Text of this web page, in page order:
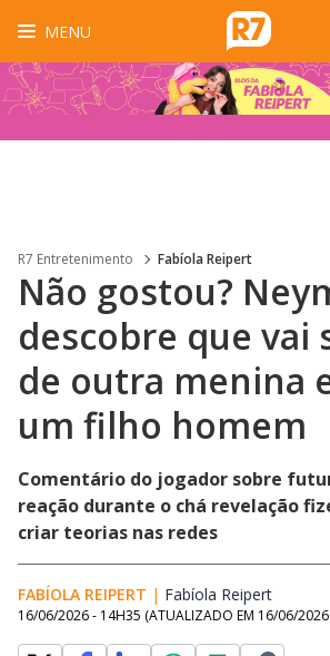
MENU
R7 Entretenimento Fabíola Reipert
Não gostou?
descobre que vai
de outra menina
um filho homem
Comentário do jogador sobre
reação durante o chá revelação
criar teorias nas redes
FABÍOLA REIPERT | Fabíola Reipert
16/06/2026 - 14H35 (ATUALIZADO EM 16/06/